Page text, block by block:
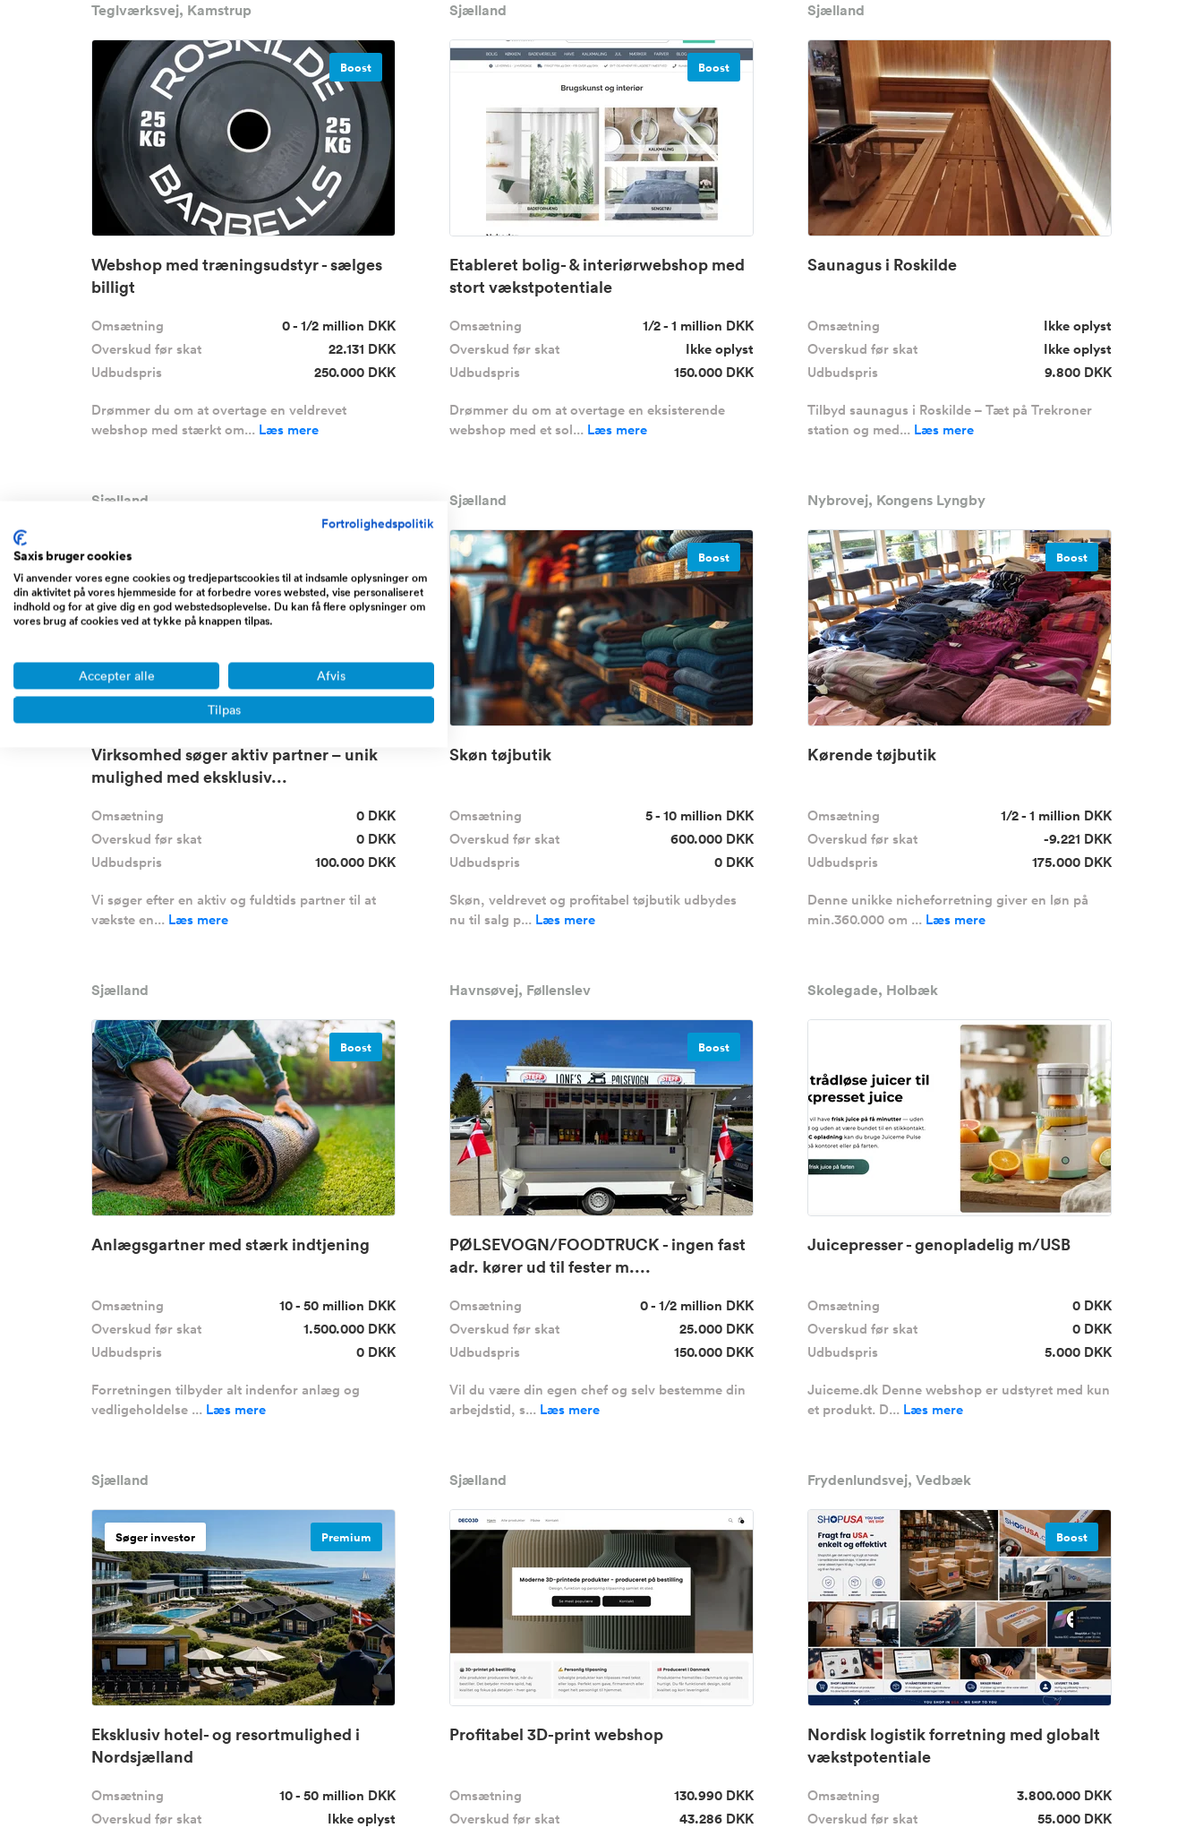
Teglværksvej, Kamstrup
Boost
Webshop med træningsudstyr - sælges
billigt
Omsætning
0 - 1/2 million DKK
Overskud før skat
22.131 DKK
Udbudspris
250.000 DKK
Drømmer du om at overtage en veldrevet
webshop med stærkt om... Læs mere
Sjælland
Boost
Etableret bolig- & interiørwebshop med
stort vækstpotentiale
Omsætning
1/2 - 1 million DKK
Overskud før skat
Ikke oplyst
Udbudspris
150.000 DKK
Drømmer du om at overtage en eksisterende
webshop med et sol... Læs mere
Sjælland
Saunagus i Roskilde
Omsætning
Ikke oplyst
Overskud før skat
Ikke oplyst
Udbudspris
9.800 DKK
Tilbyd saunagus i Roskilde – Tæt på Trekroner
station og med... Læs mere
Sjælland
Søger partner
Virksomhed søger aktiv partner – unik
mulighed med eksklusiv...
Omsætning
0 DKK
Overskud før skat
0 DKK
Udbudspris
100.000 DKK
Vi søger efter en aktiv og fuldtids partner til at
vækste en... Læs mere
Sjælland
Boost
Skøn tøjbutik
Omsætning
5 - 10 million DKK
Overskud før skat
600.000 DKK
Udbudspris
0 DKK
Skøn, veldrevet og profitabel tøjbutik udbydes
nu til salg p... Læs mere
Nybrovej, Kongens Lyngby
Boost
Kørende tøjbutik
Omsætning
1/2 - 1 million DKK
Overskud før skat
-9.221 DKK
Udbudspris
175.000 DKK
Denne unikke nicheforretning giver en løn på
min.360.000 om ... Læs mere
Sjælland
Boost
Anlægsgartner med stærk indtjening
Omsætning
10 - 50 million DKK
Overskud før skat
1.500.000 DKK
Udbudspris
0 DKK
Forretningen tilbyder alt indenfor anlæg og
vedligeholdelse ... Læs mere
Havnsøvej, Føllenslev
Boost
PØLSEVOGN/FOODTRUCK - ingen fast
adr. kører ud til fester m....
Omsætning
0 - 1/2 million DKK
Overskud før skat
25.000 DKK
Udbudspris
150.000 DKK
Vil du være din egen chef og selv bestemme din
arbejdstid, s... Læs mere
Skolegade, Holbæk
Juicepresser - genopladelig m/USB
Omsætning
0 DKK
Overskud før skat
0 DKK
Udbudspris
5.000 DKK
Juiceme.dk Denne webshop er udstyret med kun
et produkt. D... Læs mere
Sjælland
Søger investor Premium
Eksklusiv hotel- og resortmulighed i
Nordsjælland
Omsætning
10 - 50 million DKK
Overskud før skat
Ikke oplyst
Sjælland
Profitabel 3D-print webshop
Omsætning
130.990 DKK
Overskud før skat
43.286 DKK
Frydenlundsvej, Vedbæk
Boost
Nordisk logistik forretning med globalt
vækstpotentiale
Omsætning
3.800.000 DKK
Overskud før skat
55.000 DKK
Fortrolighedspolitik
Saxis bruger cookies
Vi anvender vores egne cookies og tredjepartscookies til at indsamle oplysninger om
din aktivitet på vores hjemmeside for at forbedre vores websted, vise personaliseret
indhold og for at give dig en god webstedsoplevelse. Du kan få flere oplysninger om
vores brug af cookies ved at tykke på knappen tilpas.
Accepter alle Afvis
Tilpas